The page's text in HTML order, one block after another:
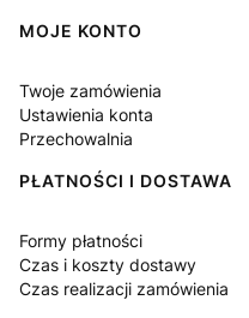
MOJE KONTO
Twoje zamówienia
Ustawienia konta
Przechowalnia
PŁATNOŚCI I DOSTAWA
Formy płatności
Czas i koszty dostawy
Czas realizacji zamówienia